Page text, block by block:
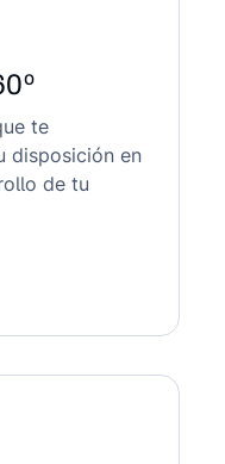
te
disposición en
de tu